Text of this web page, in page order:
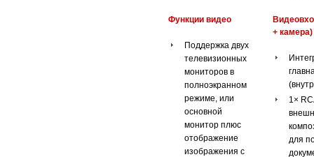
Функции видео
Поддержка двух
телевизионных
мониторов в
полноэкранном
режиме, или
основной
монитор плюс
отображение
изображения с
+ камера)
1×
для